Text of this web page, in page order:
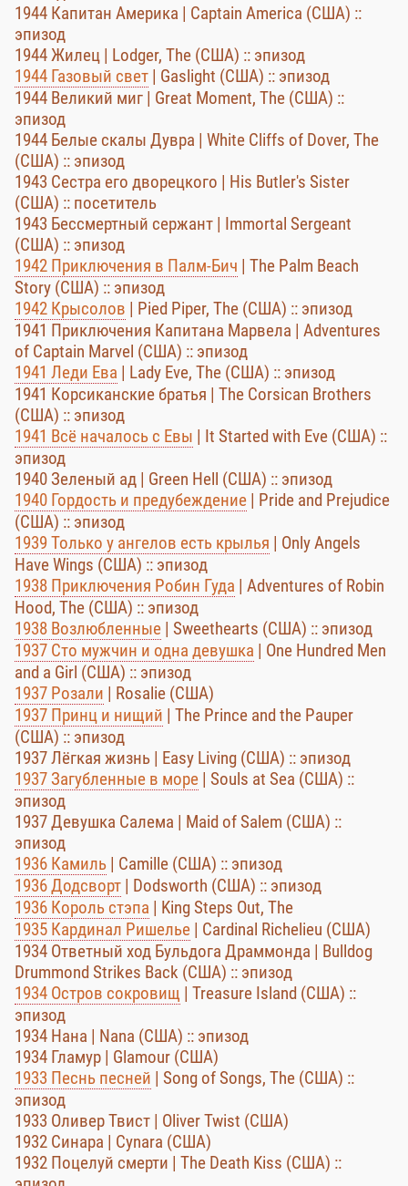
1944 Капитан Америка | Captain America (США) ::
эпизод
1944 Жилец | Lodger, The (США) :: эпизод
1944 Газовый свет | Gaslight (США) :: эпизод
1944 Великий миг | Great Moment, The (США) ::
эпизод
1944 Белые скалы Дувра | White Cliffs of Dover, The
(США) :: эпизод
1943 Сестра его дворецкого | His Butler's Sister
(США) :: посетитель
1943 Бессмертный сержант | Immortal Sergeant
(США) :: эпизод
1942 Приключения в Палм-Бич | The Palm Beach
Story (США) :: эпизод
1942 Крысолов | Pied Piper, The (США) :: эпизод
1941 Приключения Капитана Марвела | Adventures
of Captain Marvel (США) :: эпизод
1941 Леди Ева | Lady Eve, The (США) :: эпизод
1941 Корсиканские братья | The Corsican Brothers
(США) :: эпизод
1941 Всё началось с Евы | It Started with Eve (США) ::
эпизод
1940 Зеленый ад | Green Hell (США) :: эпизод
1940 Гордость и предубеждение | Pride and Prejudice
(США) :: эпизод
1939 Только у ангелов есть крылья | Only Angels
Have Wings (США) :: эпизод
1938 Приключения Робин Гуда | Adventures of Robin
Hood, The (США) :: эпизод
1938 Возлюбленные | Sweethearts (США) :: эпизод
1937 Сто мужчин и одна девушка | One Hundred Men
and a Girl (США) :: эпизод
1937 Розали | Rosalie (США)
1937 Принц и нищий | The Prince and the Pauper
(США) :: эпизод
1937 Лёгкая жизнь | Easy Living (США) :: эпизод
1937 Загубленные в море | Souls at Sea (США) ::
эпизод
1937 Девушка Салема | Maid of Salem (США) ::
эпизод
1936 Камиль | Camille (США) :: эпизод
1936 Додсворт | Dodsworth (США) :: эпизод
1936 Король стэпа | King Steps Out, The
1935 Кардинал Ришелье | Cardinal Richelieu (США)
1934 Ответный ход Бульдога Драммонда | Bulldog
Drummond Strikes Back (США) :: эпизод
1934 Остров сокровищ | Treasure Island (США) ::
эпизод
1934 Нана | Nana (США) :: эпизод
1934 Гламур | Glamour (США)
1933 Песнь песней | Song of Songs, The (США) ::
эпизод
1933 Оливер Твист | Oliver Twist (США)
1932 Синара | Cynara (США)
1932 Поцелуй смерти | The Death Kiss (США) ::